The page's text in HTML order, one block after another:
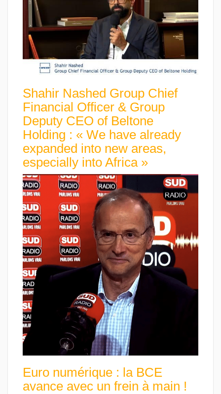
Shahir Nashed Group Chief
Financial Officer & Group
Deputy CEO of Beltone
Holding : « We have already
expanded into new areas,
especially into Africa »
Euro numérique : la BCE
avance avec un frein à main !